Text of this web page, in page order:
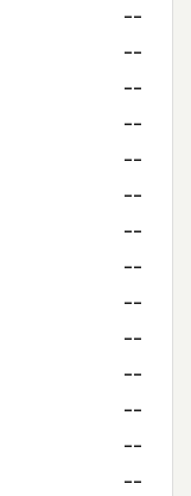
--
--
--
--
--
--
--
--
--
--
--
--
--
--